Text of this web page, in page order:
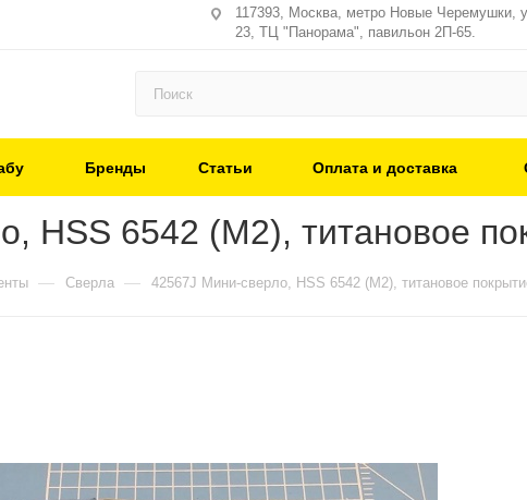
117393, Москва, метро Новые Черемушки,
23, ТЦ "Панорама", павильон 2П-65.
Бренды Статьи Оплата и доставка
HSS 6542 (M2), титановое
— Сверла — 42567J Мини-сверло, HSS 6542 (M2), титановое